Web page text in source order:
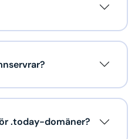
.today-domäner?